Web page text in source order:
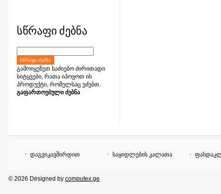
სწრაფი ძებნა
ᲡᲬᲠᲐᲤᲘ ᲫᲔᲑᲜᲐ
გამოიყენეთ საძიებო ძირითადი
სიტყვები, რათა იპოვოთ ის
პროდუქტი, რომელსაც ეძებთ.
გაფართოებული ძებნა
დაგვიკავშირდით საყიდლების კალათა
© 2026 Designed by computex.ge